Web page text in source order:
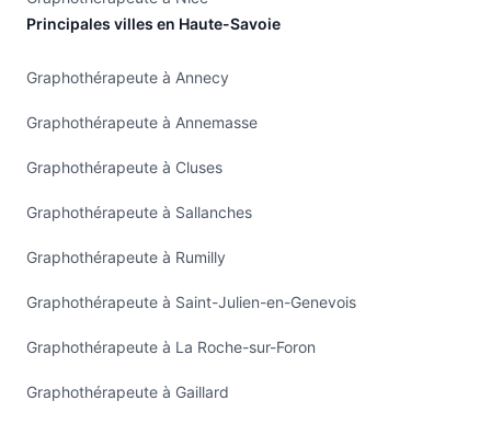
Principales villes en Haute-Savoie
Graphothérapeute à Annecy
Graphothérapeute à Annemasse
Graphothérapeute à Cluses
Graphothérapeute à Sallanches
Graphothérapeute à Rumilly
Graphothérapeute à Saint-Julien-en-Genevois
Graphothérapeute à La Roche-sur-Foron
Graphothérapeute à Gaillard